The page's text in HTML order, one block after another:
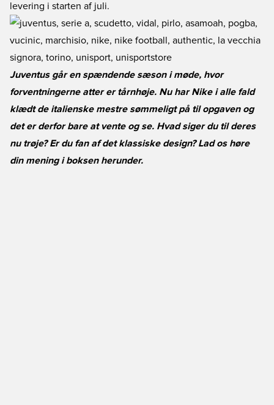
levering i starten af juli.
Juventus går en spændende sæson i møde, hvor
forventningerne atter er tårnhøje. Nu har Nike i alle fald
klædt de italienske mestre sømmeligt på til opgaven og
det er derfor bare at vente og se. Hvad siger du til deres
nu trøje? Er du fan af det klassiske design? Lad os høre
din mening i boksen herunder.